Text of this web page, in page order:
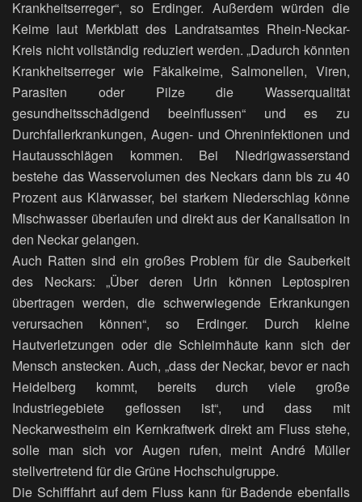
Krankheitserreger“, so Erdinger. Außerdem würden die
Keime laut Merkblatt des Landratsamtes Rhein-Neckar-
Kreis nicht vollständig reduziert werden. „Dadurch könnten
Krankheitserreger wie Fäkalkeime, Salmonellen, Viren,
Parasiten oder Pilze die Wasserqualität
gesundheitsschädigend beeinflussen“ und es zu
Durchfallerkrankungen, Augen- und Ohreninfektionen und
Hautausschlägen kommen. Bei Niedrigwasserstand
bestehe das Wasservolumen des Neckars dann bis zu 40
Prozent aus Klärwasser, bei starkem Niederschlag könne
Mischwasser überlaufen und direkt aus der Kanalisation in
den Neckar gelangen.
Auch Ratten sind ein großes Problem für die Sauberkeit
des Neckars: „Über deren Urin können Leptospiren
übertragen werden, die schwerwiegende Erkrankungen
verursachen können“, so Erdinger. Durch kleine
Hautverletzungen oder die Schleimhäute kann sich der
Mensch anstecken. Auch, „dass der Neckar, bevor er nach
Heidelberg kommt, bereits durch viele große
Industriegebiete geflossen ist“, und dass mit
Neckarwestheim ein Kernkraftwerk direkt am Fluss stehe,
solle man sich vor Augen rufen, meint André Müller
stellvertretend für die Grüne Hochschulgruppe.
Die Schifffahrt auf dem Fluss kann für Badende ebenfalls